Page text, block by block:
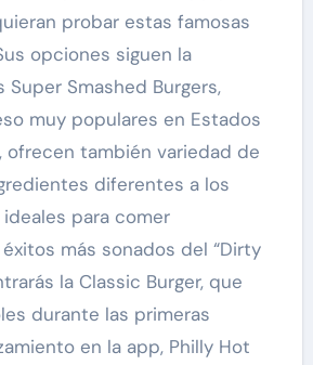
probar estas famosas
opciones siguen la
Smashed Burgers,
muy populares en Estados
ofrecen también variedad de
diferentes a los
para comer
más sonados del “Dirty
la Classic Burger, que
durante las primeras
en la app, Philly Hot